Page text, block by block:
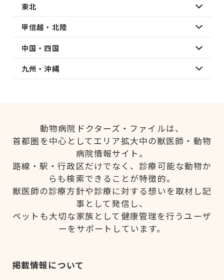
東北
甲信越・北陸
中国・四国
九州・沖縄
動物病院ドクターズ・ファイルは、
首都圏を中心としてエリア拡大中の獣医師・動物
病院情報サイト。
路線・駅・行政区だけでなく、診療可能な動物か
らも検索できることが特徴的。
獣医師の診療方針や診療に対する想いを取材し記
事として発信し、
ペットも大切な家族として健康管理を行うユーザ
ーをサポートしています。
掲載情報について